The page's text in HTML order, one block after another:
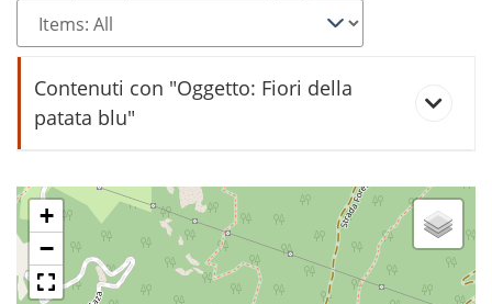
Contenuti con "Oggetto: Fiori della
patata blu"
Margone e la sua strada
+
−